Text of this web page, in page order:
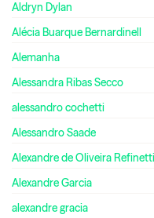
Aldryn Dylan
Alécia Buarque Bernardinell
Alemanha
Alessandra Ribas Secco
alessandro cochetti
Alessandro Saade
Alexandre de Oliveira Refinetti
Alexandre Garcia
alexandre gracia